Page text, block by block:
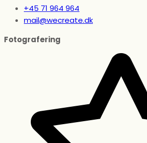
+45 71 964 964
mail@wecreate.dk
Fotografering